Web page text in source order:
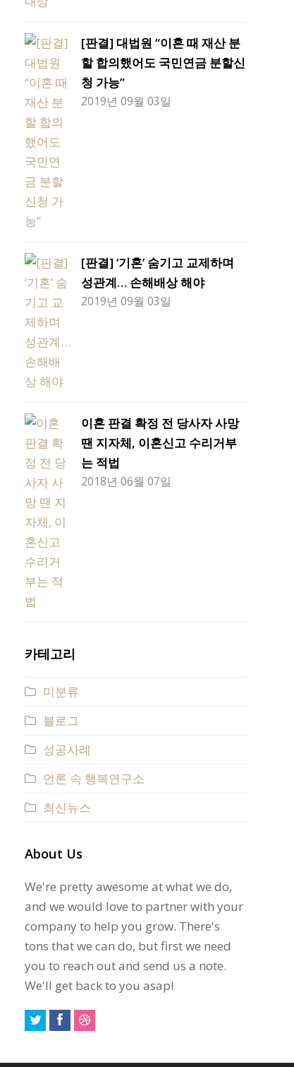
[판결] 대법원 “이혼 때 재산 분
할 합의했어도 국민연금 분할신
청 가능”
2019년 09월 03일
[판결] ‘기혼’ 숨기고 교제하며
성관계… 손해배상 해야
2019년 09월 03일
이혼 판결 확정 전 당사자 사망
땐 지자체, 이혼신고 수리거부
는 적법
2018년 06월 07일
카테고리
미분류
블로그
성공사례
언론 속 행복연구소
최신뉴스
About Us
We're pretty awesome at what we do,
and we would love to partner with your
company to help you grow. There's
tons that we can do, but first we need
you to reach out and send us a note.
We'll get back to you asap!